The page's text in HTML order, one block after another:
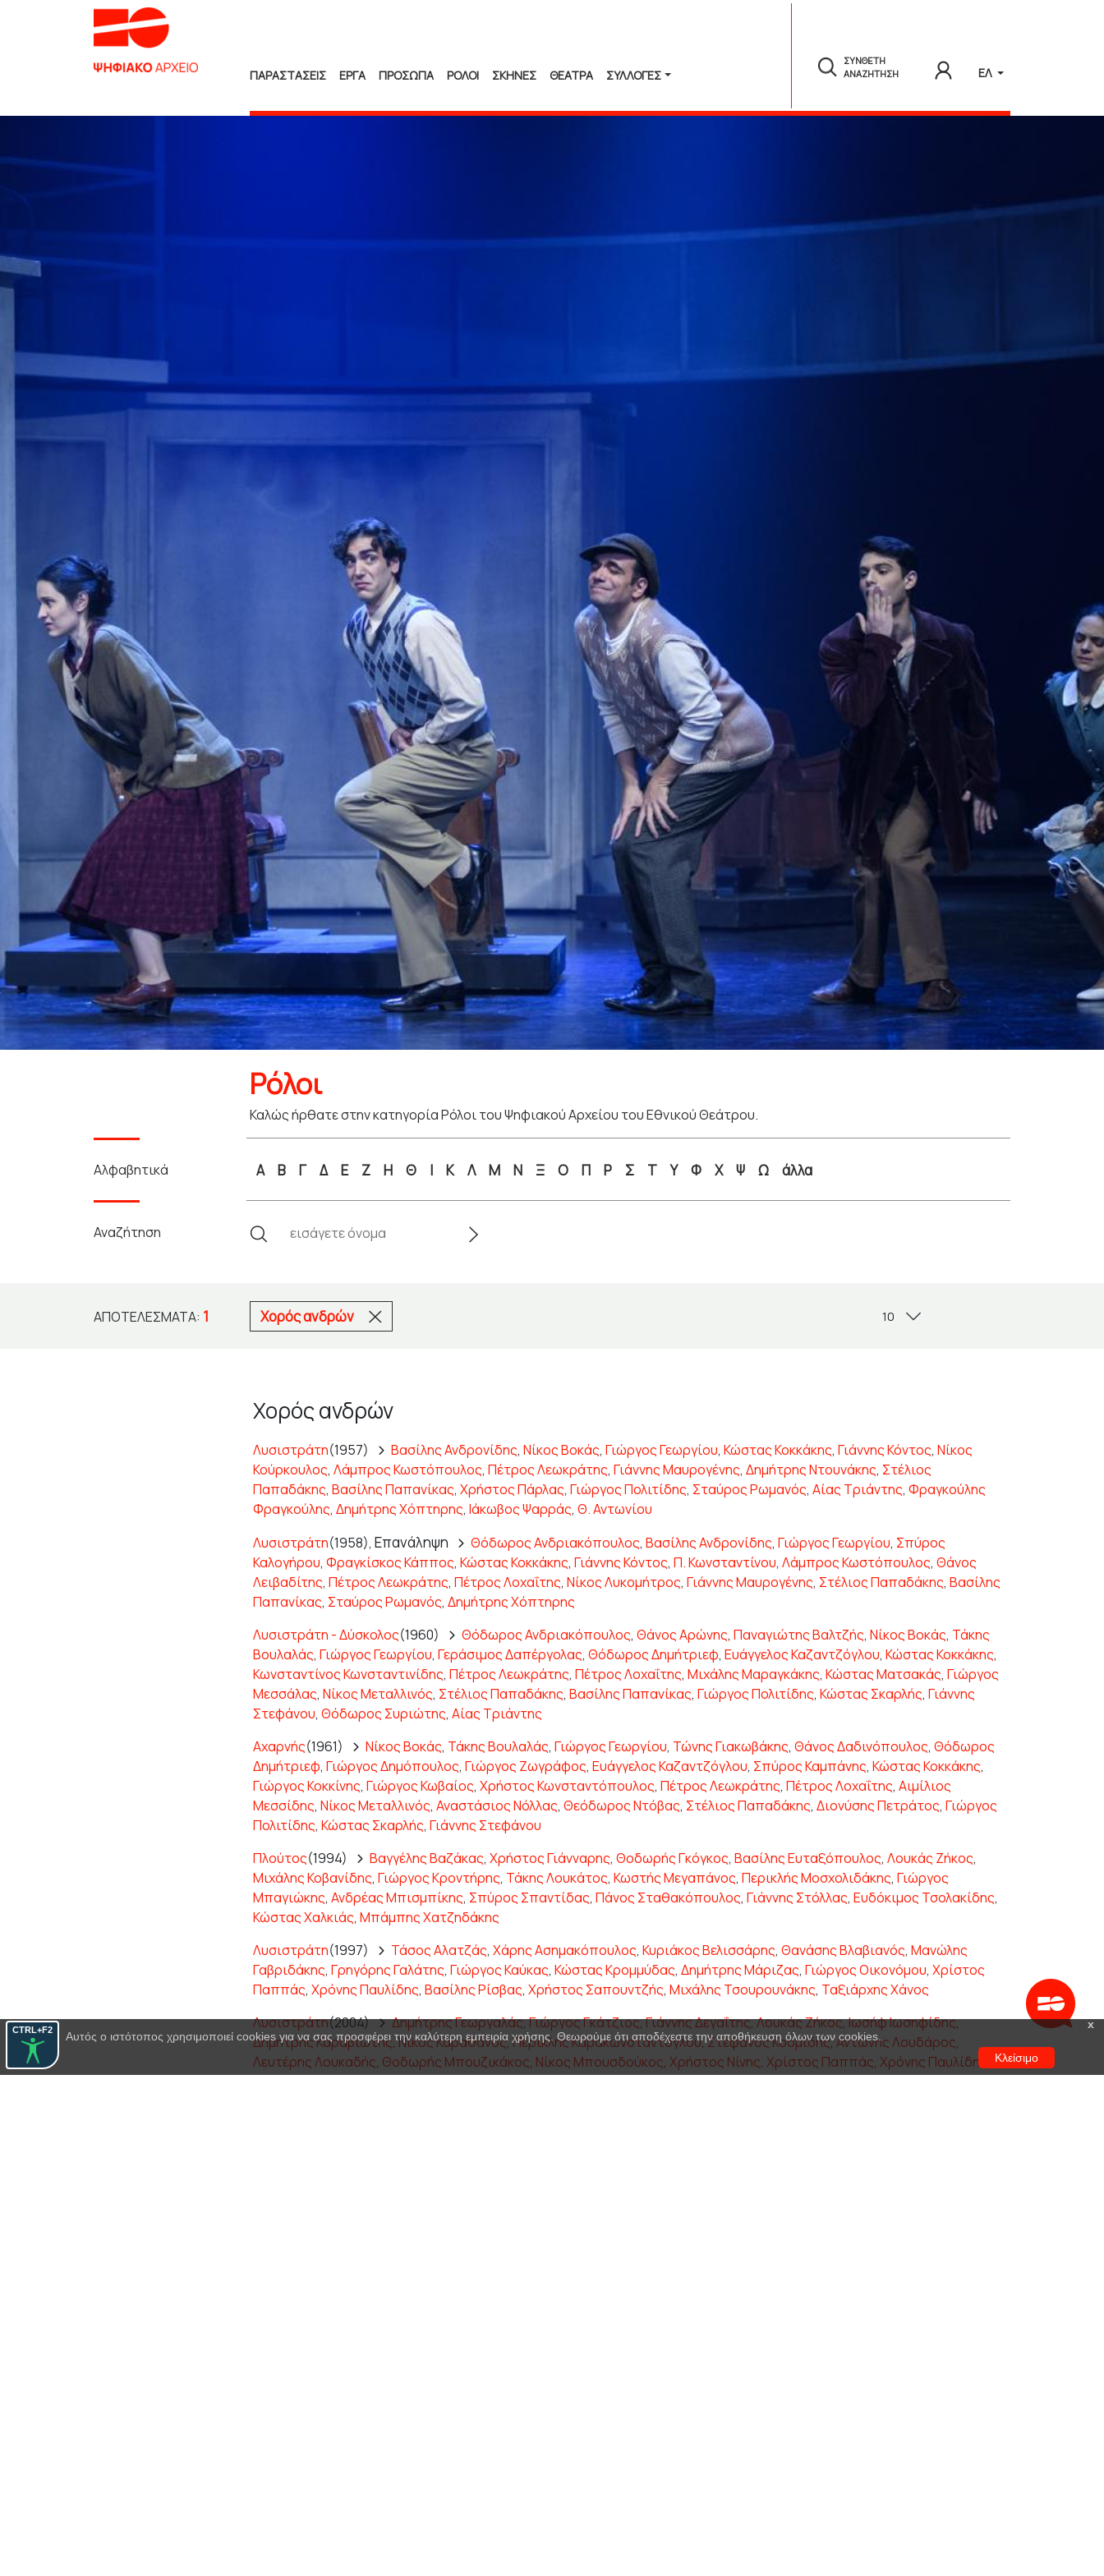
CTRL+F2
ΠΑΡΑΣΤΑΣΕΙΣ ΕΡΓΑ ΠΡΟΣΩΠΑ ΡΟΛΟΙ ΣΚΗΝΕΣ ΘΕΑΤΡΑ ΣΥΛΛΟΓΈΣ
ΣΥΝΘΕΤΗ
ΑΝΑΖΗΤΗΣΗ
ΕΛ
Ρόλοι
Καλώς ήρθατε στην κατηγορία Ρόλοι του Ψηφιακού Αρχείου του Εθνικού Θεάτρου.
Αλφαβητικά Α Β Γ Δ Ε Ζ Η Θ Ι Κ Λ Μ Ν Ξ Ο Π Ρ Σ Τ Υ Φ Χ Ψ Ω άλλα
Αναζήτηση
ΑΠΟΤΕΛΈΣΜΑΤΑ: 1 Χορός ανδρών
Χορός ανδρών
Λυσιστράτη(1957) Βασίλης Ανδρονίδης, Νίκος Βοκάς, Γιώργος Γεωργίου, Κώστας Κοκκάκης, Γιάννης Κόντος, Νίκος
Κούρκουλος, Λάμπρος Κωστόπουλος, Πέτρος Λεωκράτης, Γιάννης Μαυρογένης, Δημήτρης Ντουνάκης, Στέλιος
Παπαδάκης, Βασίλης Παπανίκας, Χρήστος Πάρλας, Γιώργος Πολιτίδης, Σταύρος Ρωμανός, Αίας Τριάντης, Φραγκούλης
Φραγκούλης, Δημήτρης Χόπτηρης, Ιάκωβος Ψαρράς, Θ. Αντωνίου
Λυσιστράτη(1958), Επανάληψη Θόδωρος Ανδριακόπουλος, Βασίλης Ανδρονίδης, Γιώργος Γεωργίου, Σπύρος
Καλογήρου, Φραγκίσκος Κάππος, Κώστας Κοκκάκης, Γιάννης Κόντος, Π. Κωνσταντίνου, Λάμπρος Κωστόπουλος, Θάνος
Λειβαδίτης, Πέτρος Λεωκράτης, Πέτρος Λοχαΐτης, Νίκος Λυκομήτρος, Γιάννης Μαυρογένης, Στέλιος Παπαδάκης, Βασίλης
Παπανίκας, Σταύρος Ρωμανός, Δημήτρης Χόπτηρης
Λυσιστράτη - Δύσκολος(1960) Θόδωρος Ανδριακόπουλος, Θάνος Αρώνης, Παναγιώτης Βαλτζής, Νίκος Βοκάς, Τάκης
Βουλαλάς, Γιώργος Γεωργίου, Γεράσιμος Δαπέργολας, Θόδωρος Δημήτριεφ, Ευάγγελος Καζαντζόγλου, Κώστας Κοκκάκης,
Κωνσταντίνος Κωνσταντινίδης, Πέτρος Λεωκράτης, Πέτρος Λοχαΐτης, Μιχάλης Μαραγκάκης, Κώστας Ματσακάς, Γιώργος
Μεσσάλας, Νίκος Μεταλλινός, Στέλιος Παπαδάκης, Βασίλης Παπανίκας, Γιώργος Πολιτίδης, Κώστας Σκαρλής, Γιάννης
Στεφάνου, Θόδωρος Συριώτης, Αίας Τριάντης
Αχαρνής(1961) Νίκος Βοκάς, Τάκης Βουλαλάς, Γιώργος Γεωργίου, Τώνης Γιακωβάκης, Θάνος Δαδινόπουλος, Θόδωρος
Δημήτριεφ, Γιώργος Δημόπουλος, Γιώργος Ζωγράφος, Ευάγγελος Καζαντζόγλου, Σπύρος Καμπάνης, Κώστας Κοκκάκης,
Γιώργος Κοκκίνης, Γιώργος Κωβαίος, Χρήστος Κωνσταντόπουλος, Πέτρος Λεωκράτης, Πέτρος Λοχαΐτης, Αιμίλιος
Μεσσίδης, Νίκος Μεταλλινός, Αναστάσιος Νόλλας, Θεόδωρος Ντόβας, Στέλιος Παπαδάκης, Διονύσης Πετράτος, Γιώργος
Πολιτίδης, Κώστας Σκαρλής, Γιάννης Στεφάνου
Πλούτος(1994) Βαγγέλης Βαζάκας, Χρήστος Γιάνναρης, Θοδωρής Γκόγκος, Βασίλης Ευταξόπουλος, Λουκάς Ζήκος,
Μιχάλης Κοβανίδης, Γιώργος Κροντήρης, Τάκης Λουκάτος, Κωστής Μεγαπάνος, Περικλής Μοσχολιδάκης, Γιώργος
Μπαγιώκης, Ανδρέας Μπισμπίκης, Σπύρος Σπαντίδας, Πάνος Σταθακόπουλος, Γιάννης Στόλλας, Ευδόκιμος Τσολακίδης,
Κώστας Χαλκιάς, Μπάμπης Χατζηδάκης
Λυσιστράτη(1997) Τάσος Αλατζάς, Χάρης Ασημακόπουλος, Κυριάκος Βελισσάρης, Θανάσης Βλαβιανός, Μανώλης
Γαβριδάκης, Γρηγόρης Γαλάτης, Γιώργος Καύκας, Κώστας Κρομμύδας, Δημήτρης Μάριζας, Γιώργος Οικονόμου, Χρίστος
Παππάς, Χρόνης Παυλίδης, Βασίλης Ρίσβας, Χρήστος Σαπουντζής, Μιχάλης Τσουρουνάκης, Ταξιάρχης Χάνος
Λυσιστράτη(2004) Δημήτρης Γεωργαλάς,Γιώργος Γκάτζιος,Γιάννης Δεγαΐτης,Λουκάς Ζήκος,Ιωσήφ Ιωσηφίδης,
Δημήτρης Καραβιώτης,Νίκος Καραθάνος,Περικλής Καρακωνσταντόγλου,Στέφανος Κοσμίδης,Αντώνης Λουδάρος,
Λευτέρης Λουκαδής, Θοδωρής Μπουζικάκος, Νίκος Μπουσδούκος, Χρήστος Νίνης, Χρίστος Παππάς, Χρόνης Παυλίδης
x
Αυτός ο ιστότοπος χρησιμοποιεί cookies για να σας προσφέρει την καλύτερη εμπειρία χρήσης. Θεωρούμε ότι αποδέχεστε την αποθήκευση όλων των cookies.
Κλείσιμο